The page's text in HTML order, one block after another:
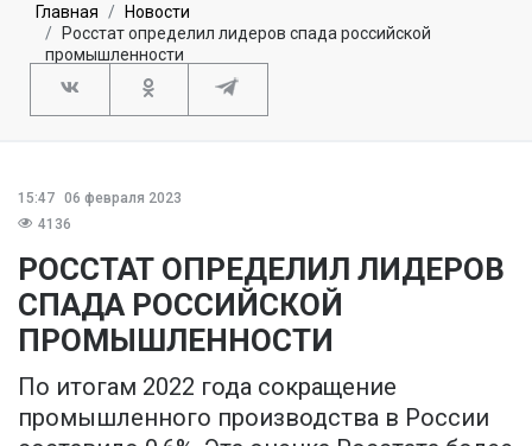
Главная
Новости
Росстат определил лидеров спада российской
промышленности
15:47 06 февраля 2023
4136
РОССТАТ ОПРЕДЕЛИЛ ЛИДЕРОВ
СПАДА РОССИЙСКОЙ
ПРОМЫШЛЕННОСТИ
По итогам 2022 года сокращение
промышленного производства в России